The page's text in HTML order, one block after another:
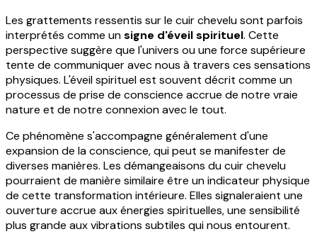
Les grattements ressentis sur le cuir chevelu sont parfois
interprétés comme unsigne d'éveil spirituel. Cette
perspective suggère que l'univers ou une force supérieure
tente de communiquer avec nous à travers ces sensations
physiques. L'éveil spirituel est souvent décrit comme un
processus de prise de conscience accrue de notre vraie
nature et de notre connexion avec le tout.
Ce phénomène s'accompagne généralement d'une
expansion de la conscience, qui peut se manifester de
diverses manières. Les démangeaisons du cuir chevelu
pourraient de manière similaire être un indicateur physique
de cette transformation intérieure. Elles signaleraient une
ouverture accrue aux énergies spirituelles, une sensibilité
plus grande aux vibrations subtiles qui nous entourent.